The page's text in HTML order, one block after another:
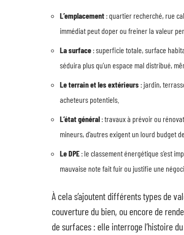
L’emplacement : quartier recherché, rue
immédiat peut doper ou freiner la valeur
La surface : superficie totale, surface
séduira plus qu’un espace mal distribué,
Le terrain et les extérieurs : jardin,
acheteurs potentiels.
L’état général : travaux à prévoir ou
mineurs, d’autres exigent un lourd budget
Le DPE : le classement énergétique s’est
mauvaise note fait fuir ou justifie une
À cela s’ajoutent différents types de
couverture du bien, ou encore de
de surfaces : elle interroge l’histoire